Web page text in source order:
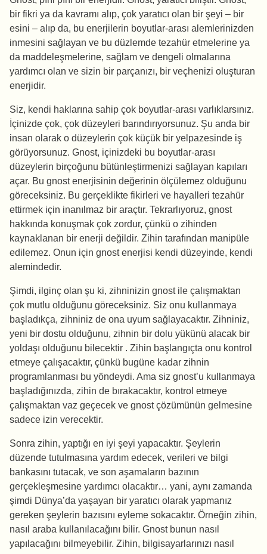
bir fikri ya da kavramı alıp, çok yaratıcı olan bir şeyi – bir
esini – alıp da, bu enerjilerin boyutlar-arası alemlerinizden
inmesini sağlayan ve bu düzlemde tezahür etmelerine ya
da maddeleşmelerine, sağlam ve dengeli olmalarına
yardımcı olan ve sizin bir parçanızı, bir veçhenizi oluşturan
enerjidir.
Siz, kendi haklarına sahip çok boyutlar-arası varlıklarsınız.
İçinizde çok, çok düzeyleri barındırıyorsunuz. Şu anda bir
insan olarak o düzeylerin çok küçük bir yelpazesinde iş
görüyorsunuz. Gnost, içinizdeki bu boyutlar-arası
düzeylerin birçoğunu bütünleştirmenizi sağlayan kapıları
açar. Bu gnost enerjisinin değerinin ölçülemez olduğunu
göreceksiniz. Bu gerçeklikte fikirleri ve hayalleri tezahür
ettirmek için inanılmaz bir araçtır. Tekrarlıyoruz, gnost
hakkında konuşmak çok zordur, çünkü o zihinden
kaynaklanan bir enerji değildir. Zihin tarafından manipüle
edilemez. Onun için gnost enerjisi kendi düzeyinde, kendi
alemindedir.
Şimdi, ilginç olan şu ki, zihninizin gnost ile çalışmaktan
çok mutlu olduğunu göreceksiniz. Siz onu kullanmaya
başladıkça, zihniniz de ona uyum sağlayacaktır. Zihniniz,
yeni bir dostu olduğunu, zihnin bir dolu yükünü alacak bir
yoldaşı olduğunu bilecektir . Zihin başlangıçta onu kontrol
etmeye çalışacaktır, çünkü bugüne kadar zihnin
programlanması bu yöndeydi. Ama siz gnost’u kullanmaya
başladığınızda, zihin de bırakacaktır, kontrol etmeye
çalışmaktan vaz geçecek ve gnost çözümünün gelmesine
sadece izin verecektir.
Sonra zihin, yaptığı en iyi şeyi yapacaktır. Şeylerin
düzende tutulmasına yardım edecek, verileri ve bilgi
bankasını tutacak, ve son aşamaların bazının
gerçekleşmesine yardımcı olacaktır… yani, aynı zamanda
şimdi Dünya’da yaşayan bir yaratıcı olarak yapmanız
gereken şeylerin bazısını eyleme sokacaktır. Örneğin zihin,
nasıl araba kullanılacağını bilir. Gnost bunun nasıl
yapılacağını bilmeyebilir. Zihin, bilgisayarlarınızı nasıl